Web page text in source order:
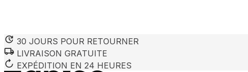
30 JOURS POUR RETOURNER
LIVRAISON GRATUITE
EXPÉDITION EN 24 HEURES